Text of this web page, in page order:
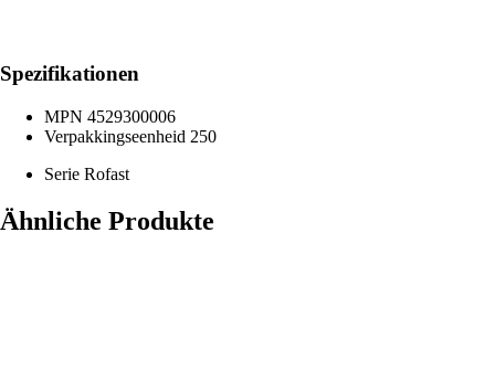
Spezifikationen
MPN 4529300006
Verpakkingseenheid 250
Serie Rofast
Ähnliche Produkte